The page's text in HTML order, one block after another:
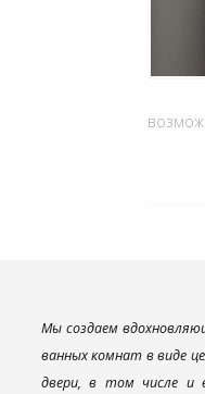
Мы создаем
ванных комнат в виде
двери, в том числе и